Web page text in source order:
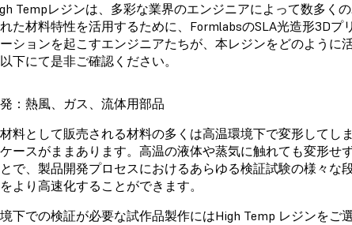
Tempレジンは、多彩な業界のエンジニアによって数多く
た材料特性を活用するために、FormlabsのSLA光造形3Dプ
ションを起こすエンジニアたちが、本レジンをどのように
下にて是非ご確認ください。
：熱風、ガス、流体用部品
料として販売される材料の多くは高温環境下で変形してし
ースがままあります。高温の液体や蒸気に触れても変形せ
で、製品開発プロセスにおけるあらゆる検証試験の様々な
より高速化することができます。
下での検証が必要な試作品製作にはHigh Temp レジンをご